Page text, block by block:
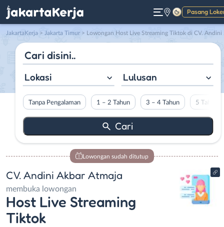
Pasang
Gelap
JakartaKerja > Jakarta Timur > Lowongan Host Live Streaming Tiktok di CV. Andini Akbar Atmaja
Lokasi Lulusan
Tanpa Pengalaman 1 – 2 Tahun 3 – 4 Tahun 5 Tahun
Lowongan sudah ditutup
CV. Andini Akbar Atmaja
membuka lowongan
Host Live Streaming
Tiktok